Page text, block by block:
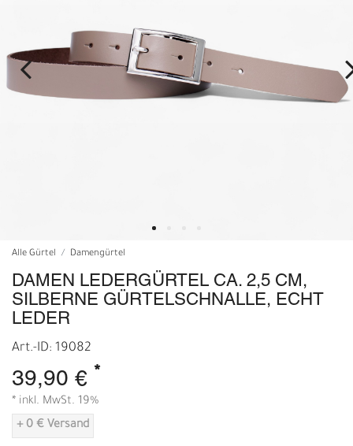
Alle Gürtel Damengürtel
DAMEN LEDERGÜRTEL CA. 2,5 CM,
SILBERNE GÜRTELSCHNALLE, ECHT
LEDER
Art.-ID: 19082
39,90 € *
* inkl. MwSt. 19%
+ 0 € Versand